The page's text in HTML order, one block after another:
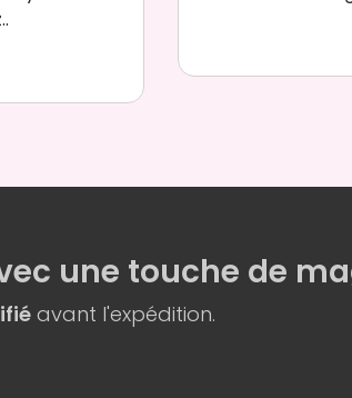
une touche de
avant l'expédition.